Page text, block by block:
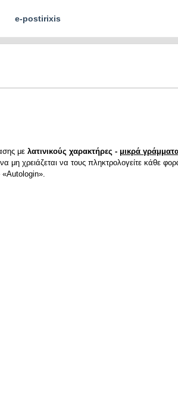
e-postirixis
με λατινικούς χαρακτήρες - μικρά
χρειάζεται να τους πληκτρολογείτε κάθε
«Autologin».